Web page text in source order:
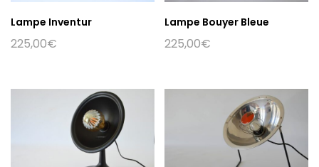
Lampe Inventur
225,00€
Lampe Bouyer Bleue
225,00€